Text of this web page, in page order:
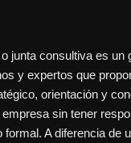
o junta consultiva es un
y expertos que
orientación y
sin tener
formal. A diferencia de